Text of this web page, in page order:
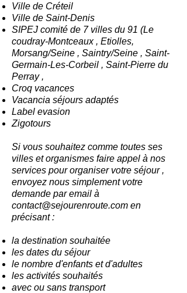
Ville de Créteil
Ville de Saint-Denis
SIPEJ comité de 7 villes du 91 (Le
coudray-Montceaux , Etiolles,
Morsang/Seine , Saintry/Seine , Saint-
Germain-Les-Corbeil , Saint-Pierre du
Perray ,
Croq vacances
Vacancia séjours adaptés
Label evasion
Zigotours
Si vous souhaitez comme toutes ses
villes et organismes faire appel à nos
services pour organiser votre séjour ,
envoyez nous simplement votre
demande par email à
contact@sejourenroute.com en
précisant :
la destination souhaitée
les dates du séjour
le nombre d'enfants et d'adultes
les activités souhaités
avec ou sans transport